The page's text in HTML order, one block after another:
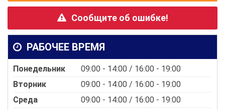
Сообщите об ошибке!
РАБОЧЕЕ ВРЕМЯ
Понедельник
09:00 - 14:00 / 16:00 - 19:00
Вторник
09:00 - 14:00 / 16:00 - 19:00
Среда
09:00 - 14:00 / 16:00 - 19:00